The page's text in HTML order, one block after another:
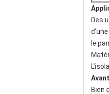
Des
le
Bien